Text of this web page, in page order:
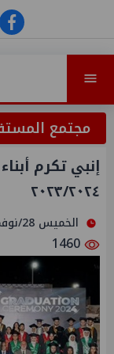
مجتمع
إنبي تكرم
٢٠٢٣/٢٠٢٤
الخميس 28/نوفمبر/2024 - 10:10 ص